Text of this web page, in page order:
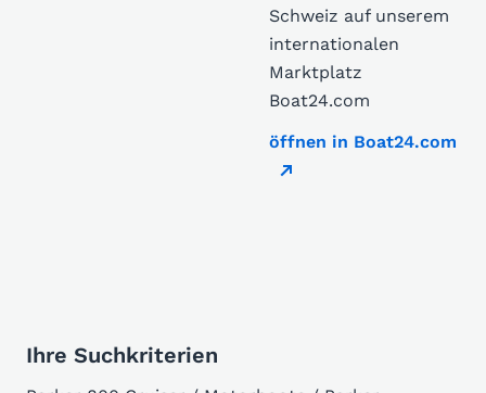
Schweiz auf unserem
internationalen
Marktplatz
Boat24.com
öffnen in Boat24.com
Ihre Suchkriterien